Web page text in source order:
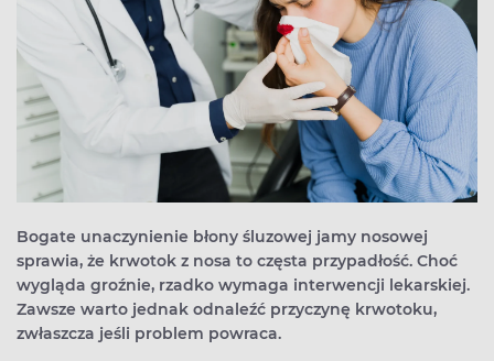
Bogate unaczynienie błony śluzowej jamy nosowej
sprawia, że krwotok z nosa to częsta przypadłość. Choć
wygląda groźnie, rzadko wymaga interwencji lekarskiej.
Zawsze warto jednak odnaleźć przyczynę krwotoku,
zwłaszcza jeśli problem powraca.